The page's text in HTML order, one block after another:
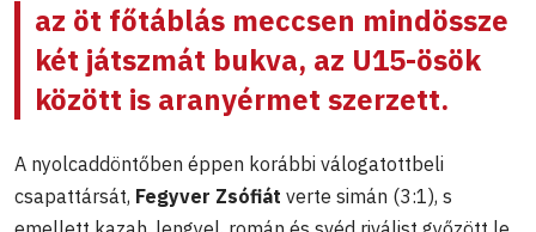
az öt főtáblás meccsen mindössze
két játszmát bukva, az U15-ösök
között is aranyérmet szerzett.
A nyolcaddöntőben éppen korábbi válogatottbeli
csapattársát, Fegyver Zsófiát verte simán (3:1), s